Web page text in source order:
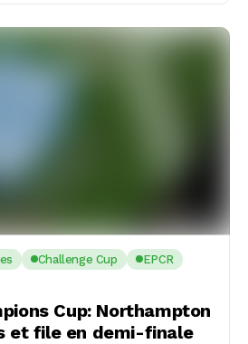
Challenge Cup
EPCR
Cup: Northampton
et file en demi-finale